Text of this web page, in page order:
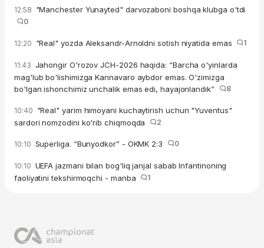
12:58 "Manchester Yunayted" darvozaboni boshqa klubga o'tdi
0
12:20 "Real" yozda Aleksandr-Arnoldni sotish niyatida emas 1
11:43 Jahongir O'rozov JCH-2026 haqida: “Barcha o'yinlarda
mag'lub bo'lishimizga Kannavaro aybdor emas. O'zimizga
bo'lgan ishonchimiz unchalik emas edi, hayajonlandik”
8
10:40 "Real" yarim himoyani kuchaytirish uchun "Yuventus"
sardori nomzodini ko'rib chiqmoqda
2
10:10 Superliga. “Bunyodkor” - OKMK 2:3 0
10:10 UEFA jazmani bilan bog'liq janjal sabab Infantinoning
faoliyatini tekshirmoqchi - manba
1